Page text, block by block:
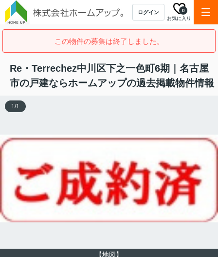
ログイン
お気に入り
0
この物件の募集は終了しました。
Re・Terrechez中川区下之一色町6期｜名古屋
市の戸建ならホームアップの過去掲載物件情報
【地図】
1/1